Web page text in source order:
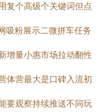
复个高级个关键词但点
吸粉展示二微拼车任务
增量小惠市场拉动翻性
体营最大是口碑入流初
要观察持续推送不同玩